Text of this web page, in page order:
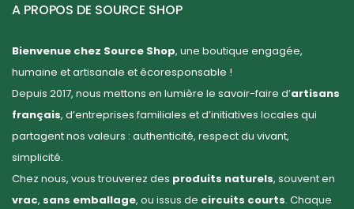
A PROPOS DE SOURCE SHOP
Bienvenue chez Source Shop, une boutique engagée,
humaine et artisanale et écoresponsable !
Depuis 2017, nous mettons en lumière le savoir-faire d’artisans
français, d’entreprises familiales et d’initiatives locales qui
partagent nos valeurs : authenticité, respect du vivant,
simplicité.
Chez nous, vous trouverez des produits naturels, souvent en
vrac, sans emballage, ou issus de circuits courts. Chaque